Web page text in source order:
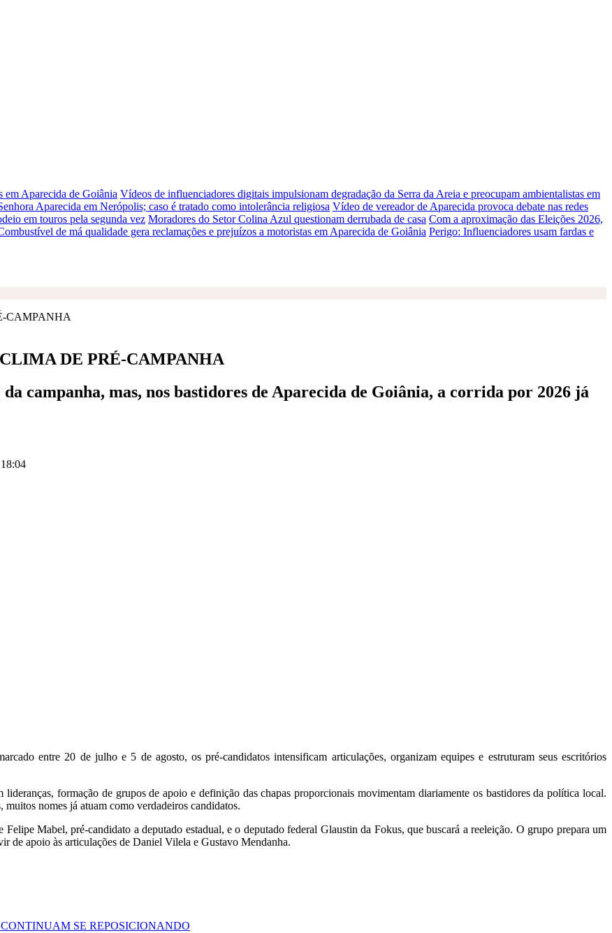
em Aparecida de Goiânia Vídeos de influenciadores digitais impulsionam degradação da Serra da Areia e preocupam ambientalistas em
Aparecida em Nerópolis; caso é tratado como intolerância religiosa Vídeo de vereador de Aparecida provoca debate nas redes
em touros pela segunda vez Moradores do Setor Colina Azul questionam derrubada de casa Com a aproximação das Eleições 2026,
de má qualidade gera reclamações e prejuízos a motoristas em Aparecida de Goiânia Perigo: Influenciadores usam fardas e
DE PRÉ-CAMPANHA
campanha, mas, nos bastidores de Aparecida de Goiânia, a corrida por 2026 já
entre 20 de julho e 5 de agosto, os pré-candidatos intensificam articulações, organizam equipes e estruturam seus escritórios
formação de grupos de apoio e definição das chapas proporcionais movimentam diariamente os bastidores da política local.
nomes já atuam como verdadeiros candidatos.
Mabel, pré-candidato a deputado estadual, e o deputado federal Glaustin da Fokus, que buscará a reeleição. O grupo prepara um
de apoio às articulações de Daniel Vilela e Gustavo Mendanha.
SE REPOSICIONANDO